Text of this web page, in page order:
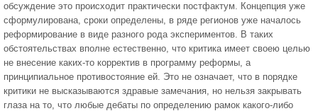
обсуждение это происходит практически постфактум. Концепция уже
сформулирована, сроки определены, в ряде регионов уже началось
реформирование в виде разного рода экспериментов. В таких
обстоятельствах вполне естественно, что критика имеет своею целью
не внесение каких-то корректив в программу реформы, а
принципиальное противостояние ей. Это не означает, что в порядке
критики не высказываются здравые замечания, но нельзя закрывать
глаза на то, что любые дебаты по определению рамок какого-либо